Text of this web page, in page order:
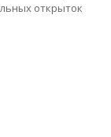
открыток